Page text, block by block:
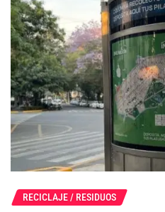
RECICLAJE / RESIDUOS